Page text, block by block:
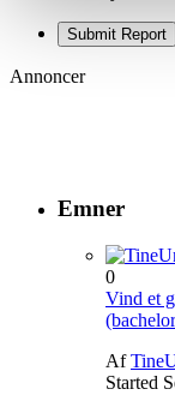
Submit Report
Annoncer
Emner
0
Vind et
Af
Started